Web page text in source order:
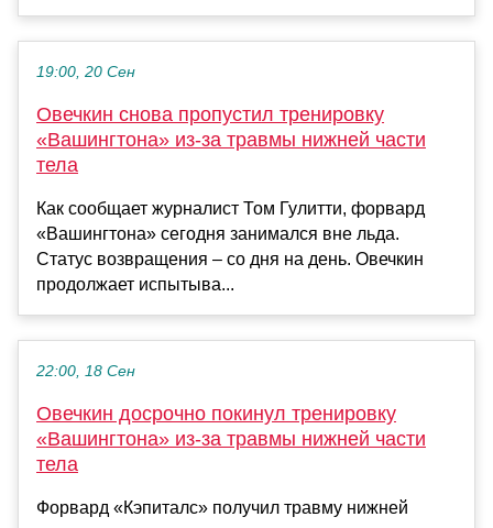
19:00, 20 Сен
Овечкин снова пропустил тренировку
«Вашингтона» из-за травмы нижней части
тела
Как сообщает журналист Том Гулитти, форвард
«Вашингтона» сегодня занимался вне льда.
Статус возвращения – со дня на день. Овечкин
продолжает испытыва...
22:00, 18 Сен
Овечкин досрочно покинул тренировку
«Вашингтона» из-за травмы нижней части
тела
Форвард «Кэпиталс» получил травму нижней